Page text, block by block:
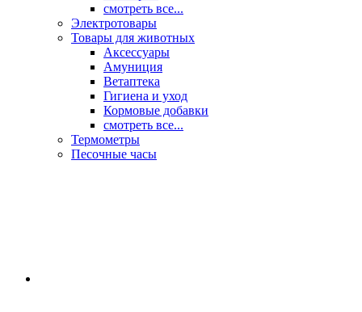
смотреть все...
Электротовары
Товары для животных
Аксессуары
Амуниция
Ветаптека
Гигиена и уход
Кормовые добавки
смотреть все...
Термометры
Песочные часы